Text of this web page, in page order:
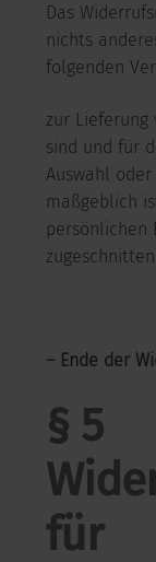
Das
nichts
folgenden
zur Lieferung
sind und für
Auswahl
maßgeblich
persönlichen
– Ende der
§ 5
für